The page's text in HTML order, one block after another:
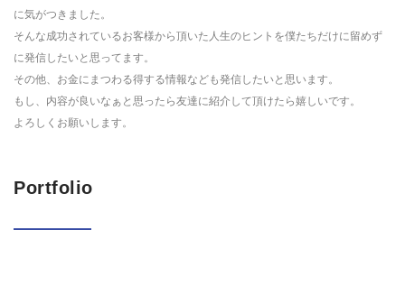
に気がつきました。
そんな成功されているお客様から頂いた人生のヒントを僕たちだけに留めず
に発信したいと思ってます。
その他、お金にまつわる得する情報なども発信したいと思います。
もし、内容が良いなぁと思ったら友達に紹介して頂けたら嬉しいです。
よろしくお願いします。
Portfolio